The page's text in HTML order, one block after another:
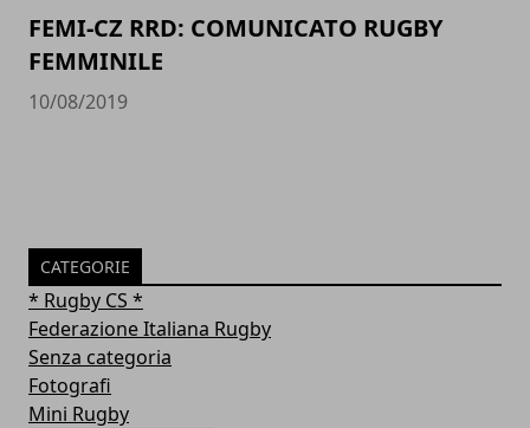
FEMI-CZ RRD: COMUNICATO RUGBY
FEMMINILE
10/08/2019
CATEGORIE
* Rugby CS *
Federazione Italiana Rugby
Senza categoria
Fotografi
Mini Rugby